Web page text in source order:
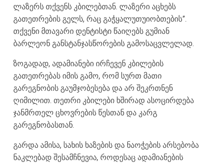
ლაზერს თქვენს კბილებთან. ლაზერი აცხებს
გათეთრების გელს, რაც გაჭყალუთუიობთების”.
თქვენი მთავარი დენტისტი წაიღებს გუმიან
ბარლეონ განსტანჯასწორების გამოსაცვლელად.
ზოგადად, ადამიანები ირჩევენ კბილების
გათეთრებას იმის გამო, რომ სურთ მათი
გარეგნობის გაუმჯობესება და არ შეკრთნენ
ღიმილით. თეთრი კბილები ხშირად ასოცირდება
ჯანმრთელ ცხოვრების წესთან და კარგ
გარეგნობასთან.
გარდა ამისა, სახის ხაზების და ნაოჭების არსებობა
ნაკლებად შესამჩნევია, როდესაც ადამიანების